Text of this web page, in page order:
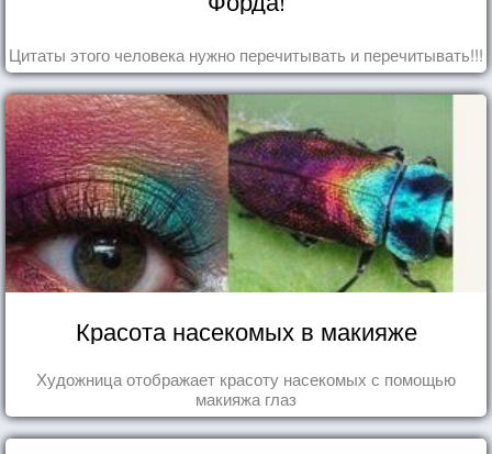
Цитаты этого человека нужно перечитывать и перечитывать!!!
Красота насекомых в макияже
Художница отображает красоту насекомых с помощью
макияжа глаз